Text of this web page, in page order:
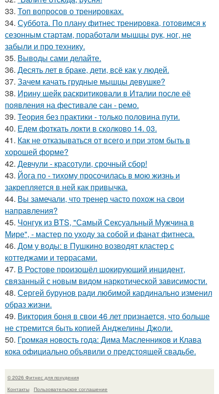
33. Топ вопросов о тренировках.
34. Суббота. По плану фитнес тренировка, готовимся к
сезонным стартам, поработали мышцы рук, ног, не
забыли и про технику.
35. Выводы сами делайте.
36. Десять лет в браке, дети, всё как у людей.
37. Зачем качать грудные мышцы девушке?
38. Ирину шейк раскритиковали в Италии после её
появления на фестивале сан - ремо.
39. Теория без практики - только половина пути.
40. Едем фоткать локти в сколково 14. 03.
41. Как не отказываться от всего и при этом быть в
хорошей форме?
42. Девчули - красотули, срочный сбор!
43. Йога по - тихому просочилась в мою жизнь и
закрепляется в ней как привычка.
44. Вы замечали, что тренер часто похож на свои
направления?
45. Чонгук из BTS, "Самый Сексуальный Мужчина в
Мире", - мастер по уходу за собой и фанат фитнеса.
46. Дом у воды: в Пушкино возводят кластер с
коттеджами и террасами.
47. В Ростове произошёл шокирующий инцидент,
связанный с новым видом наркотической зависимости.
48. Сергей бурунов ради любимой кардинально изменил
образ жизни.
49. Виктория боня в свои 46 лет признается, что больше
не стремится быть копией Анджелины Джоли.
50. Громкая новость года: Дима Масленников и Клава
кока официально объявили о предстоящей свадьбе.
© 2026 Фитнес для похудения
Контакты
Пользовательское соглашение